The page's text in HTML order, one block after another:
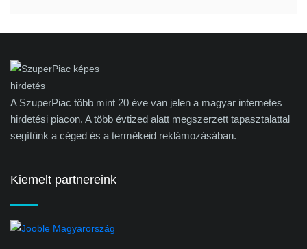
A SzuperPiac több mint 20 éve van jelen a magyar internetes
hirdetési piacon. A több évtized alatt megszerzett tapasztalattal
segítünk a céged és a termékeid reklámozásában.
Kiemelt partnereink